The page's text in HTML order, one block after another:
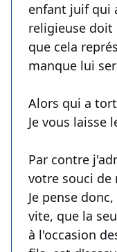
enfant juif qui
religieuse doit
que cela
manque lui
Alors qui a
Je vous laisse
Par contre
votre souci de
Je pense
vite, que la
à l'occasion